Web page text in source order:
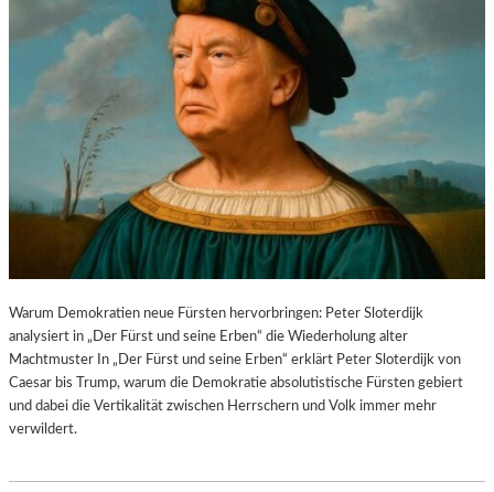
Warum Demokratien neue Fürsten hervorbringen: Peter Sloterdijk
analysiert in „Der Fürst und seine Erben“ die Wiederholung alter
Machtmuster In „Der Fürst und seine Erben“ erklärt Peter Sloterdijk von
Caesar bis Trump, warum die Demokratie absolutistische Fürsten gebiert
und dabei die Vertikalität zwischen Herrschern und Volk immer mehr
verwildert.